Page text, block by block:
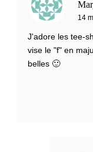
14
J'adore les tee-
vise le "f" en
belles 🙂